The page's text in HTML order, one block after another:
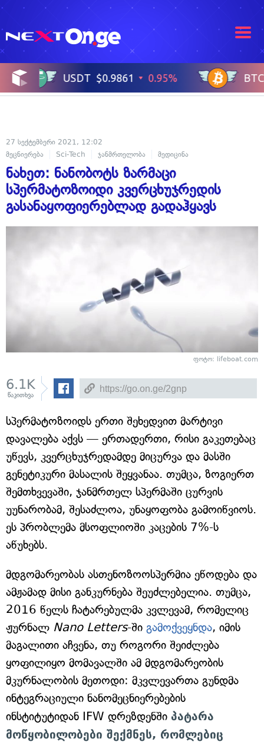
27 სექტემბერი 2021, 12:02
მეცნიერება
Sci-Tech ჯანმრთელობა მედიცინა
ნახეთ: ნანობოტს ზარმაცი
სპერმატოზოიდი კვერცხუჯრედის
გასანაყოფიერებლად გადაჰყავს
ფოტო: lifeboat.com
6.1K
წაკითხვა
სპერმატოზოიდს ერთი შეხედვით მარტივი
დავალება აქვს — ერთადერთი, რისი გაკეთებაც
უწევს, კვერცხუჯრედამდე მიცურვა და მასში
გენეტიკური მასალის შეყვანაა. თუმცა, ზოგიერთ
შემთხვევაში, ჯანმრთელ სპერმაში ცურვის
უუნარობამ, შესაძლოა, უნაყოფობა გამოიწვიოს.
ეს პრობლემა მსოფლიოში კაცების 7%-ს
აწუხებს.
მდგომარეობას ასთენოზოოსპერმია ეწოდება და
ამჟამად მისი განკურნება შეუძლებელია. თუმცა,
2016 წელს ჩატარებულმა კვლევამ, რომელიც
ჟურნალ Nano Letters-ში გამოქვეყნდა, იმის
მაგალითი აჩვენა, თუ როგორი შეიძლება
ყოფილიყო მომავალში ამ მდგომარეობის
მკურნალობის მეთოდი: მკვლევართა გუნდმა
ინტეგრაციული ნანომეცნიერებების
ინსტიტუტიდან IFW დრეზდენში პატარა
მოწყობილობები შექმნეს, რომლებიც